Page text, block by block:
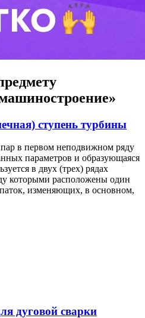
ступень турбины
в первом неподвижном ряду
параметров и образующаяся
в двух (трех) рядах
которыми расположены один
изменяющих, в основном,
дуговой сварки